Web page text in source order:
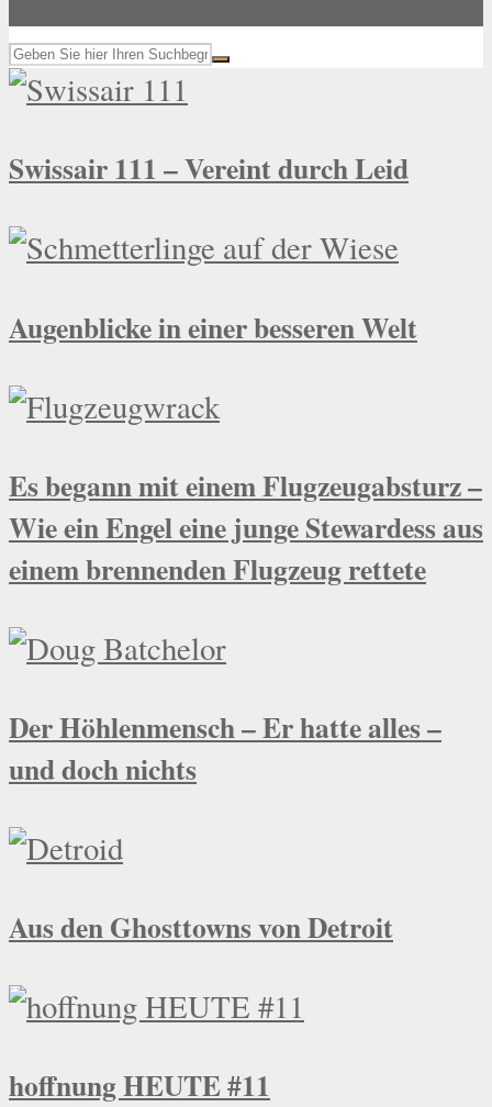
Swissair 111 – Vereint durch Leid
Augenblicke in einer besseren Welt
Es begann mit einem Flugzeugabsturz –
Wie ein Engel eine junge Stewardess aus
einem brennenden Flugzeug rettete
Der Höhlenmensch – Er hatte alles –
und doch nichts
Aus den Ghosttowns von Detroit
hoffnung HEUTE #11